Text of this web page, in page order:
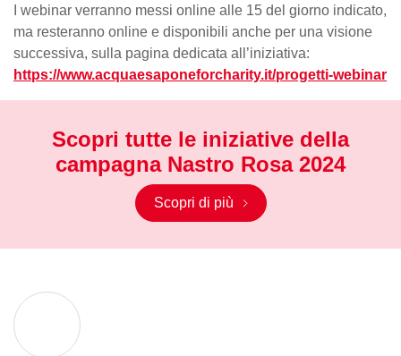
I webinar verranno messi online alle 15 del giorno indicato,
ma resteranno online e disponibili anche per una visione
successiva, sulla pagina dedicata all’iniziativa:
https://www.acquaesaponeforcharity.it/progetti-webinar
Scopri tutte le iniziative della
campagna Nastro Rosa 2024
Scopri di più